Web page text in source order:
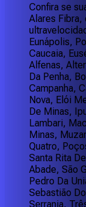
Confira se
Alares Fibra,
Eunápolis,
Caucaia,
Alfenas,
Da Penha,
Campanha,
Nova, Elói
De Minas,
Lambari,
Minas,
Quatro,
Santa Rita
Abade, São
Pedro Da
Sebastião
Serrania,